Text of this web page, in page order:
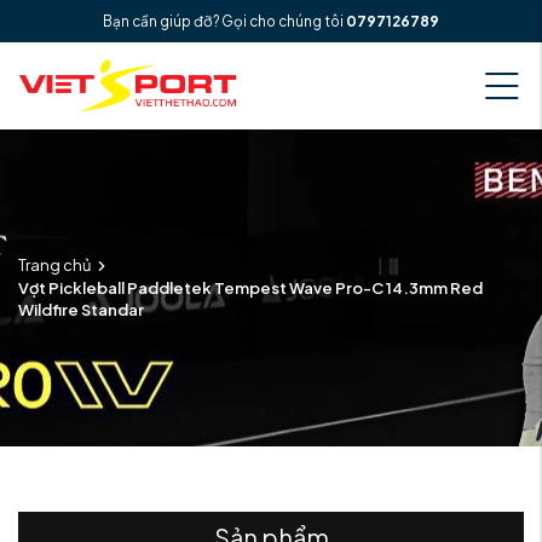
Bạn cần giúp đỡ? Gọi cho chúng tôi 0797126789
Trang chủ
Vợt Pickleball Paddletek Tempest Wave Pro-C 14.3mm Red
Wildfire Standar